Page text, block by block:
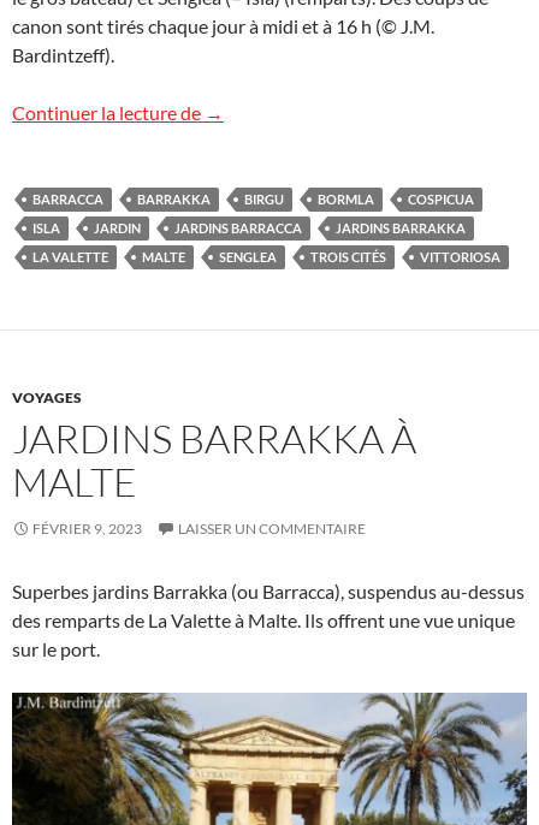
canon sont tirés chaque jour à midi et à 16 h (© J.M.
Bardintzeff).
Continuer la lecture de Les Trois Cités à Malte
→
BARRACCA BARRAKKA BIRGU BORMLA
COSPICUA
ISLA
JARDIN JARDINS BARRACCA
JARDINS BARRAKKA
LA VALETTE
MALTE SENGLEA TROIS CITÉS VITTORIOSA
VOYAGES
JARDINS BARRAKKA À
MALTE
FÉVRIER 9, 2023 LAISSER UN COMMENTAIRE
Superbes jardins Barrakka (ou Barracca), suspendus au-dessus
des remparts de La Valette à Malte. Ils offrent une vue unique
sur le port.